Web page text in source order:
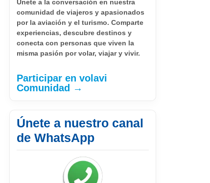
Únete a la conversación en nuestra
comunidad de viajeros y apasionados
por la aviación y el turismo. Comparte
experiencias, descubre destinos y
conecta con personas que viven la
misma pasión por volar, viajar y vivir.
Participar en volavi
Comunidad →
Únete a nuestro canal
de WhatsApp